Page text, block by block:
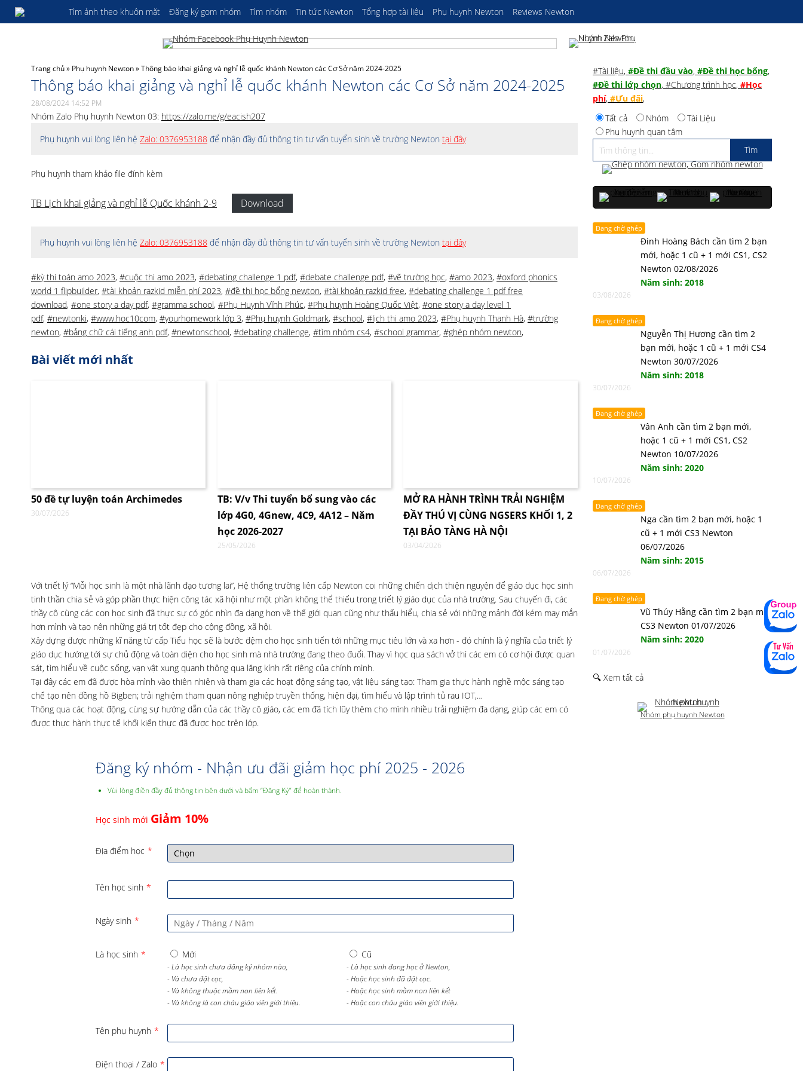
Tìm ảnh theo khuôn mặt Đăng ký gom nhóm Tìm nhóm Tin tức Newton Tổng hợp tài liệu Phụ huynh Newton Reviews Newton
Trang chủ» Phụ huynh Newton»Thông báo khai giảng và nghỉ lễ quốc khánh Newton các Cơ Sở năm 2024-2025
Thông báo khai giảng và nghỉ lễ quốc khánh Newton các Cơ Sở năm 2024-2025
28/08/2024 14:52 PM
Nhóm Zalo Phụ huynh Newton 03: https://zalo.me/g/eacish207
Phụ huynh vui lòng liên hệ Zalo: 0376953188 để nhận đầy đủ thông tin tư vấn tuyển sinh về trường Newton tại đây
Phụ huynh tham khảo file đính kèm
TB Lịch khai giảng và nghỉ lễ Quốc khánh 2-9 Download
Phụ huynh vui lòng liên hệ Zalo: 0376953188 để nhận đầy đủ thông tin tư vấn tuyển sinh về trường Newton tại đây
#kỳ thi toán amo 2023, #cuộc thi amo 2023, #debating challenge 1 pdf, #debate challenge pdf, #vẽ trường học, #amo 2023, #oxford phonics
world 1 flipbuilder, #tài khoản razkid miễn phí 2023, #đề thi học bổng newton, #tài khoản razkid free, #debating challenge 1 pdf free
download, #one story a day pdf, #gramma school, #Phụ Huynh Vĩnh Phúc, #Phụ huynh Hoàng Quốc Việt, #one story a day level 1
pdf, #newtonki, #www.hoc10com, #yourhomework lớp 3, #Phụ huynh Goldmark, #school, #lịch thi amo 2023, #Phụ huynh Thanh Hà, #trường
newton, #bảng chữ cái tiếng anh pdf, #newtonschool, #debating challenge, #tìm nhóm cs4, #school grammar, #ghép nhóm newton,
Bài viết mới nhất
50 đề tự luyện toán Archimedes
30/07/2026
TB: V/v Thi tuyển bổ sung vào các
lớp 4G0, 4Gnew, 4C9, 4A12 – Năm
học 2026-2027
25/05/2026
MỞ RA HÀNH TRÌNH TRẢI NGHIỆM
ĐẦY THÚ VỊ CÙNG NGSERS KHỐI 1, 2
TẠI BẢO TÀNG HÀ NỘI
03/04/2026
Với triết lý “Mỗi học sinh là một nhà lãnh đạo tương lai”, Hệ thống trường liên cấp Newton coi những chiến dịch thiện nguyện để giáo dục học sinh
tinh thần chia sẻ và góp phần thực hiện công tác xã hội như một phần không thể thiếu trong triết lý giáo dục của nhà trường. Sau chuyến đi, các
thầy cô cùng các con học sinh đã thực sự có góc nhìn đa dạng hơn về thế giới quan cũng như thấu hiểu, chia sẻ với những mảnh đời kém may mắn
hơn mình và tạo nên những giá trị tốt đẹp cho cộng đồng, xã hội.
Xây dựng được những kĩ năng từ cấp Tiểu học sẽ là bước đệm cho học sinh tiến tới những mục tiêu lớn và xa hơn - đó chính là ý nghĩa của triết lý
giáo dục hướng tới sự chủ động và toàn diện cho học sinh mà nhà trường đang theo đuổi. Thay vì học qua sách vở thì các em có cơ hội được quan
sát, tìm hiểu về cuộc sống, vạn vật xung quanh thông qua lăng kính rất riêng của chính mình.
Tại đây các em đã được hòa mình vào thiên nhiên và tham gia các hoạt động sáng tạo, vật liệu sáng tạo: Tham gia thực hành nghề mộc sáng tạo
chế tạo nên đồng hồ Bigben; trải nghiệm tham quan nông nghiệp truyền thống, hiện đại, tìm hiểu và lập trình tủ rau IOT,…
Thông qua các hoạt động, cùng sự hướng dẫn của các thầy cô giáo, các em đã tích lũy thêm cho mình nhiều trải nghiệm đa dạng, giúp các em có
được thực hành thực tế khối kiến thực đã được học trên lớp.
Đăng ký nhóm - Nhận ưu đãi giảm học phí 2025 - 2026
Vùi lòng điền đầy đủ thông tin bên dưới và bấm “Đăng Ký” để hoàn thành.
Học sinh mới Giảm 10%
Địa điểm học *
Tên học sinh *
Ngày sinh *
Là học sinh * Mới
- Là học sinh chưa đăng ký nhóm nào,
- Và chưa đặt cọc,
- Và không thuộc mầm non liên kết.
- Và không là con cháu giáo viên giới thiệu.
Cũ
- Là học sinh đang học ở Newton,
- Hoặc học sinh đã đặt cọc.
- Hoặc học sinh mầm non liên kết
- Hoặc con cháu giáo viên giới thiệu.
Tên phụ huynh *
Điện thoại / Zalo *
#Tài liệu, #Đề thi đầu vào, #Đề thi học bổng,
#Đề thi lớp chọn, #Chương trình học, #Học
phí, #Ưu đãi,
Tất cả
Nhóm
Tài Liệu
Phụ huynh quan tâm
Đang chờ ghép
Đinh Hoàng Bách cần tìm 2 bạn
mới, hoặc 1 cũ + 1 mới CS1, CS2
Newton 02/08/2026
Năm sinh: 2018
03/08/2026
Đang chờ ghép
Nguyễn Thị Hương cần tìm 2
bạn mới, hoặc 1 cũ + 1 mới CS4
Newton 30/07/2026
Năm sinh: 2018
30/07/2026
Đang chờ ghép
Vân Anh cần tìm 2 bạn mới,
hoặc 1 cũ + 1 mới CS1, CS2
Newton 10/07/2026
Năm sinh: 2020
10/07/2026
Đang chờ ghép
Nga cần tìm 2 bạn mới, hoặc 1
cũ + 1 mới CS3 Newton
06/07/2026
Năm sinh: 2015
06/07/2026
Đang chờ ghép
Vũ Thúy Hằng cần tìm 2 bạn mới
CS3 Newton 01/07/2026
Năm sinh: 2020
01/07/2026
🔍 Xem tất cả
Nhóm phụ huynh Newton